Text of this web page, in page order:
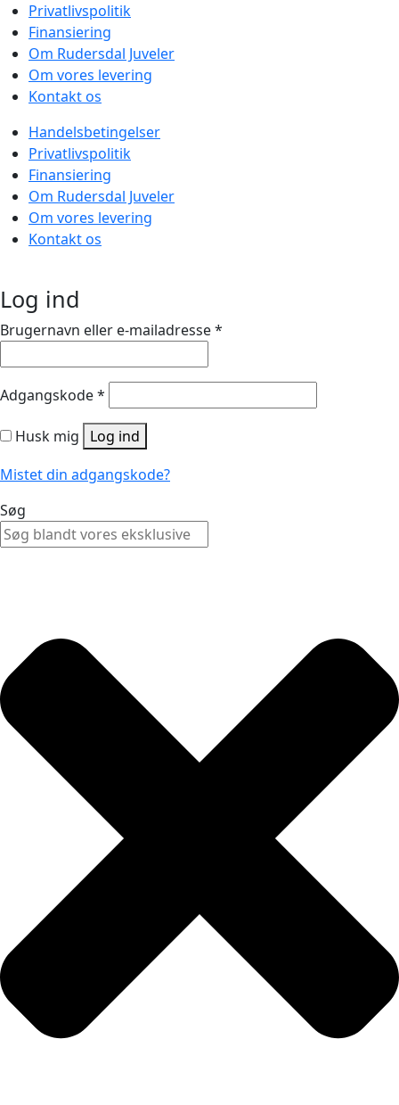
Privatlivspolitik
Finansiering
Om Rudersdal Juveler
Om vores levering
Kontakt os
Handelsbetingelser
Privatlivspolitik
Finansiering
Om Rudersdal Juveler
Om vores levering
Kontakt os
Log ind
Brugernavn eller e-mailadresse*
Adgangskode*
Husk mig
Log ind
Mistet din adgangskode?
Søg